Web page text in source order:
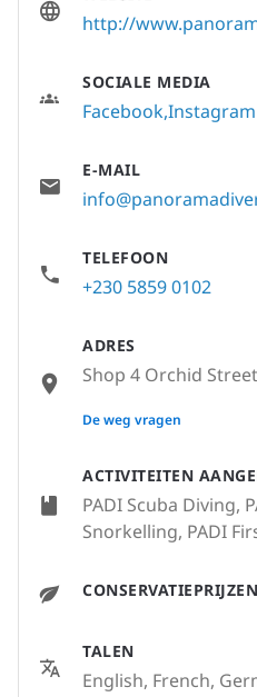
ACTIVITEITEN
PADI Scuba Diving,
Snorkelling, PADI
CONSERVATIEPRIJZEN
TALEN
English, French,
http://
SOCIALE MEDIA
FacebookInstagram
E-MAIL
TELEFOON
+230 5859 0102
ADRES
Shop 4 Orchid
None
De weg vragen